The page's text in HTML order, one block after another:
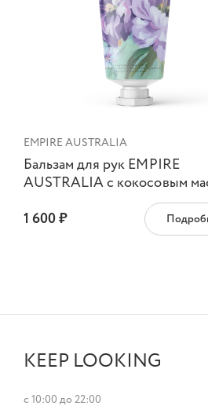
EMPIRE AUSTRALIA
Бальзам для рук EMPIRE
AUSTRALIA с кокосовым
и козьим молоком,
AUSTRALIAN ART
1 600 ₽
KEEP LOOKING
с 10:00 до 22:00